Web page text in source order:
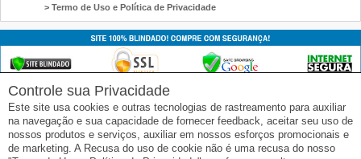
> Termo de Uso e Política de Privacidade
Controle sua Privacidade
Este site usa cookies e outras tecnologias de rastreamento para auxiliar
na navegação e sua capacidade de fornecer feedback, aceitar seu uso de
nossos produtos e serviços, auxiliar em nossos esforços promocionais e
de marketing. A Recusa do uso de cookie não é uma recusa do nosso